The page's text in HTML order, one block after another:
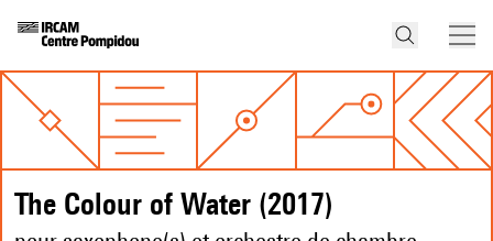
The Colour of Water (2017)